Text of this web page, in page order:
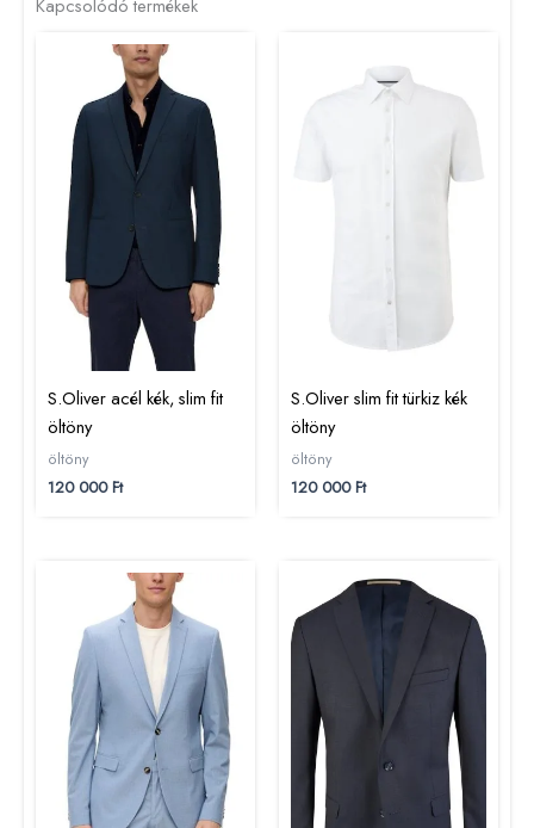
Kapcsolódó termékek
S.Oliver acél kék, slim fit
öltöny
öltöny
120 000Ft
S.Oliver slim fit türkiz kék
öltöny
öltöny
120 000Ft